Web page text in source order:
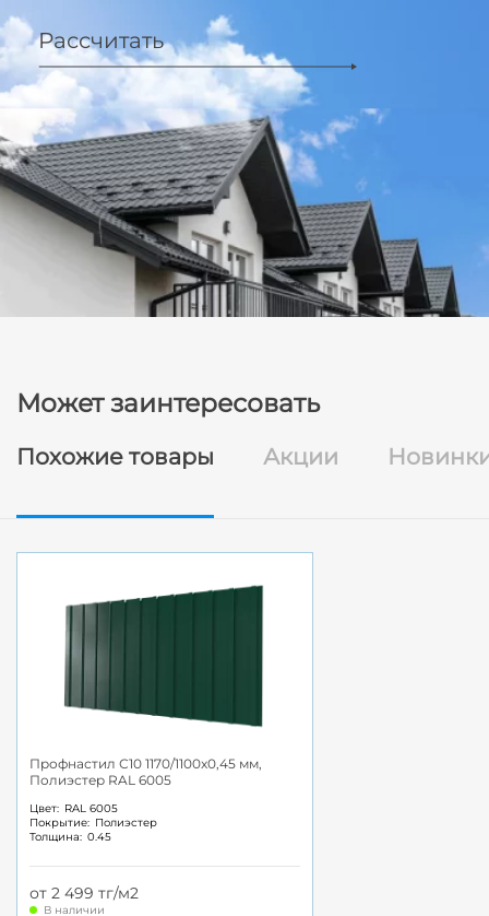
Рассчитать
Может заинтересовать
Похожие товары Акции
Профнастил С10 1170/1100x0,45 мм,
Полиэстер RAL 6005
Цвет: RAL 6005
Покрытие: Полиэстер
Толщина: 0.45
от 2 499 тг/м2
В наличии